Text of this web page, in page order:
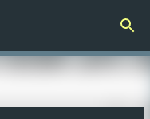
뛰기